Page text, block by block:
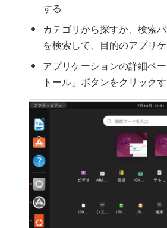
する
カテゴリから探すか、検索
を検索して、目的のアプリ
アプリケーションの詳細ペ
トール」ボタンをクリック